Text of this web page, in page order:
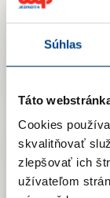
Súhlas
Táto
Cookies
skvalitňovať
zlepšovať ich
užívateľom
2024
2022